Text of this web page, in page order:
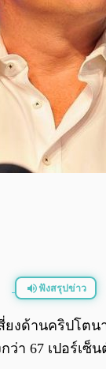
ฟังสรุปข่าว
งด้านคริปโตน
ว่า 67 เปอร์เ